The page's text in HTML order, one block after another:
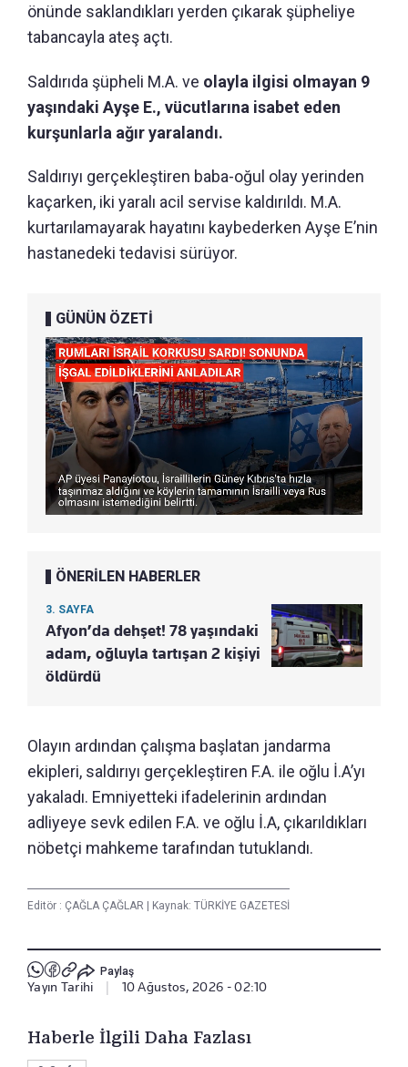
önünde saklandıkları yerden çıkarak şüpheliye
tabancayla ateş açtı.
Saldırıda şüpheli M.A. ve olayla ilgisi olmayan 9
yaşındaki Ayşe E., vücutlarına isabet eden
kurşunlarla ağır yaralandı.
Saldırıyı gerçekleştiren baba-oğul olay yerinden
kaçarken, iki yaralı acil servise kaldırıldı. M.A.
kurtarılamayarak hayatını kaybederken Ayşe E’nin
hastanedeki tedavisi sürüyor.
GÜNÜN ÖZETİ
ÖNERİLEN HABERLER
3. SAYFA
Afyon’da dehşet! 78 yaşındaki
adam, oğluyla tartışan 2 kişiyi
öldürdü
Olayın ardından çalışma başlatan jandarma
ekipleri, saldırıyı gerçekleştiren F.A. ile oğlu İ.A’yı
yakaladı. Emniyetteki ifadelerinin ardından
adliyeye sevk edilen F.A. ve oğlu İ.A, çıkarıldıkları
nöbetçi mahkeme tarafından tutuklandı.
Editör : ÇAĞLA ÇAĞLAR Kaynak: TÜRKİYE GAZETESİ
Paylaş
Yayın Tarihi 10 Ağustos, 2026 - 02:10
Haberle İlgili Daha Fazlası